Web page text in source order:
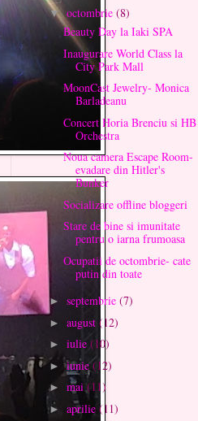
▼octombrie (8)
Beauty Day la Iaki SPA
Inaugurare World Class la
City Park Mall
MoonCast Jewelry- Monica
Barladeanu
Concert Horia Brenciu si HB
Orchestra
Noua camera Escape Room-
evadare din Hitler's
Bunker
Socializare offline bloggeri
Stare de bine si imunitate
pentru o iarna frumoasa
Ocupatii de octombrie- cate
putin din toate
► septembrie (7)
► august (12)
► iulie (10)
►iunie(12)
► mai(11)
► aprilie (11)